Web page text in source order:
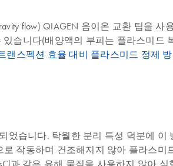
flow) QIAGEN 음이온 교환 팁을 사
습니다(배양액의 부피는 플라스미
랜스펙션 효율 대비 플라스미드 정제
습니다. 탁월한 분리 특성 덕분에 이
작동하며 건조해지지 않아 플라스